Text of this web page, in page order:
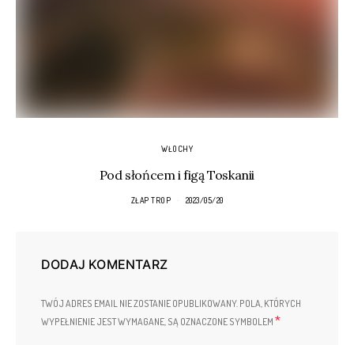
WŁOCHY
Pod słońcem i figą Toskanii
ZŁAP TROP 2023/05/20
DODAJ KOMENTARZ
TWÓJ ADRES EMAIL NIE ZOSTANIE OPUBLIKOWANY. POLA, KTÓRYCH
WYPEŁNIENIE JEST WYMAGANE, SĄ OZNACZONE SYMBOLEM *